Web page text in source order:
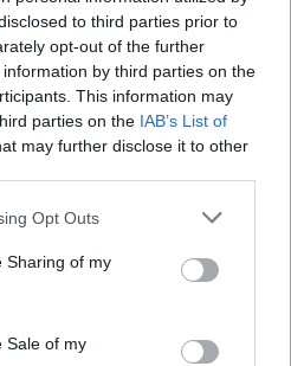
to third parties prior to
opt-out of the further
by third parties on the
This information may
parties on the IAB’s List of
may further disclose it to other
Opt Outs
Sharing of my
Sale of my
ÚJRA: OROSZ
művészetét a maga